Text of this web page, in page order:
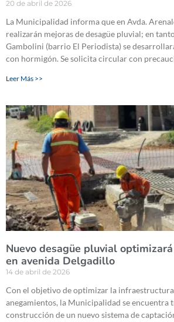
20 de abril de 2026
La Municipalidad informa que en Avda.
realizarán mejoras de desagüe pluvial; en
Gambolini (barrio El Periodista) se
con hormigón. Se solicita circular con
Leer Más >>
Nuevo desagüe pluvial
en avenida Delgadillo
14 de abril de 2026
Con el objetivo de optimizar la
anegamientos, la Municipalidad se encuentra
construcción de un nuevo sistema de